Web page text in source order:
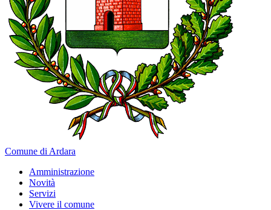
Comune di Ardara
Amministrazione
Novità
Servizi
Vivere il comune